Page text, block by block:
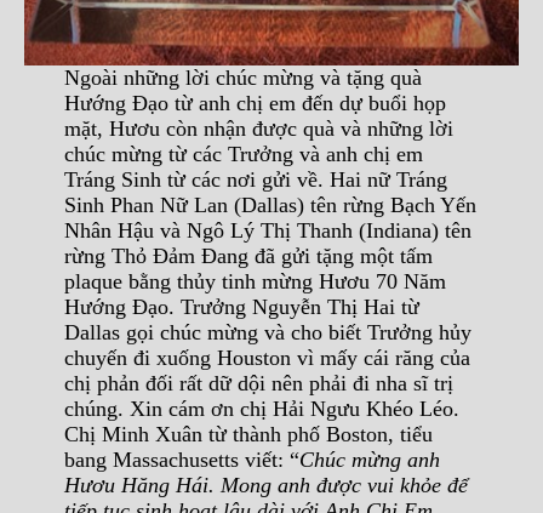
Ngoài những lời chúc mừng và tặng quà
Hướng Đạo từ anh chị em đến dự buổi họp
mặt, Hươu còn nhận được quà và những lời
chúc mừng từ các Trưởng và anh chị em
Tráng Sinh từ các nơi gửi về. Hai nữ Tráng
Sinh Phan Nữ Lan (Dallas) tên rừng Bạch Yến
Nhân Hậu và Ngô Lý Thị Thanh (Indiana) tên
rừng Thỏ Đảm Đang đã gửi tặng một tấm
plaque bằng thủy tinh mừng Hươu 70 Năm
Hướng Đạo. Trưởng Nguyễn Thị Hai từ
Dallas gọi chúc mừng và cho biết Trưởng hủy
chuyến đi xuống Houston vì mấy cái răng của
chị phản đối rất dữ dội nên phải đi nha sĩ trị
chúng. Xin cám ơn chị Hải Ngưu Khéo Léo.
Chị Minh Xuân từ thành phố Boston, tiểu
bang Massachusetts viết: “Chúc mừng anh
Hươu Hăng Hái. Mong anh được vui khỏe để